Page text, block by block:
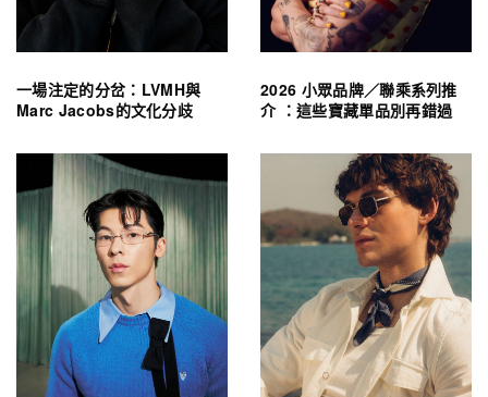
一場注定的分岔：LVMH與
Marc Jacobs的文化分歧
2026 小眾品牌／聯乘系列推
介 ：這些寶藏單品別再錯過